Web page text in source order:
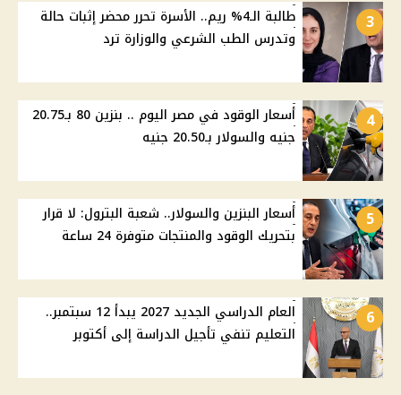
3
طالبة الـ4% ريم.. الأسرة تحرر محضر إثبات حالة
وتدرس الطب الشرعي والوزارة ترد
4
أسعار الوقود في مصر اليوم .. بنزين 80 بـ20.75
جنيه والسولار بـ20.50 جنيه
5
أسعار البنزين والسولار.. شعبة البترول: لا قرار
بتحريك الوقود والمنتجات متوفرة 24 ساعة
6
العام الدراسي الجديد 2027 يبدأ 12 سبتمبر..
التعليم تنفي تأجيل الدراسة إلى أكتوبر